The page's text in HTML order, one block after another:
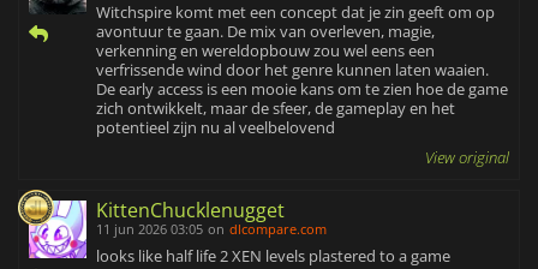
Witchspire komt met een concept dat je zin geeft om op
avontuur te gaan. De mix van overleven, magie,
verkenning en wereldopbouw zou wel eens een
verfrissende wind door het genre kunnen laten waaien.
De early access is een mooie kans om te zien hoe de game
zich ontwikkelt, maar de sfeer, de gameplay en het
potentieel zijn nu al veelbelovend
View original
KittenChucklenugget
11 jun 2026 03:05 on dlcompare.com
looks like half life 2 XEN levels plastered to a game